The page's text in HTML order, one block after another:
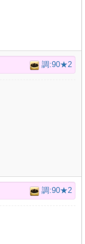
調:90★2
調:90★2